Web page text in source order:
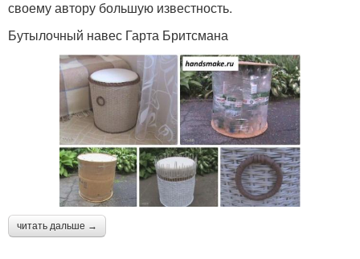
своему автору большую известность.
Бутылочный навес Гарта Бритсмана
читать дальше →